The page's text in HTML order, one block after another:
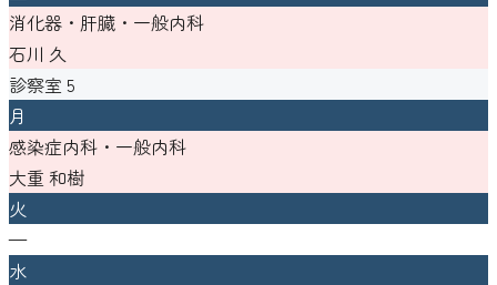
消化器・肝臓・一般内科
石川 久
診察室 5
月
感染症内科・一般内科
大重 和樹
火
—
水